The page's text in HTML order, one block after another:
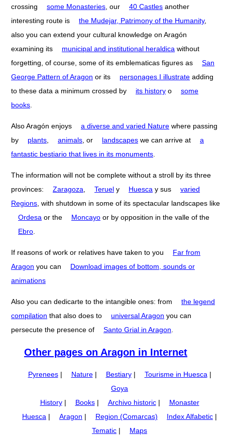
crossing
some Monasteries , our 40 Castles another
interesting route is
the Mudejar, Patrimony of the Humanity,
also you can extend your cultural knowledge on Aragón
examining its
municipal and institutional heraldica without
forgetting, of course, some of its emblematicas figures as
San
George Pattern of Aragon or its personages I illustrate adding
to these data a minimum crossed by
its history o
some
books
Also Aragón enjoys a diverse and varied Nature where passing
by
plants animals , or landscapes we can arrive at
a
fantastic bestiario that lives in its monuments
The information will not be complete without a stroll by its three
provinces:
Zaragoza Teruel y Huesca y sus
varied
Regions , with shutdown in some of its spectacular landscapes like
Ordesa or the Moncayo or by opposition in the valle of the
Ebro
If reasons of work or relatives have taken to you
Far from
Aragon you can
Download images of bottom, sounds or
animations
Also you can dedicarte to the intangible ones: from
the legend
compilation that also does to universal Aragon you can
persecute the presence of
Santo Grial in Aragon
Other pages on Aragon in Internet
Pyrenees| Nature| Bestiary| Tourisme in Huesca |
Goya
History| Books| Archivo historic|
Monaster
Huesca | Aragon | Region (Comarcas) Index Alfabetic |
Tematic | Maps